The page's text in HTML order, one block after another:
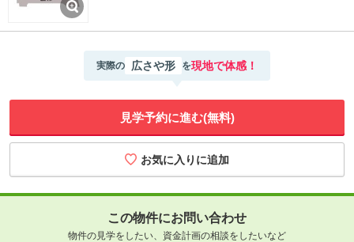
実際の 広さや形 を現地で体感！
見学予約に進む(無料)
この物件にお問い合わせ
物件の見学をしたい、資金計画の相談をしたいなど